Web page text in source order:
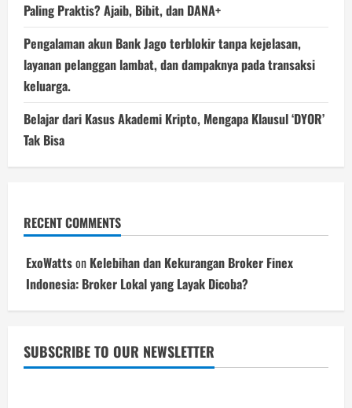
Paling Praktis? Ajaib, Bibit, dan DANA+
Pengalaman akun Bank Jago terblokir tanpa kejelasan,
layanan pelanggan lambat, dan dampaknya pada transaksi
keluarga.
Belajar dari Kasus Akademi Kripto, Mengapa Klausul ‘DYOR’
Tak Bisa
RECENT COMMENTS
ExoWattson Kelebihan dan Kekurangan Broker Finex
Indonesia: Broker Lokal yang Layak Dicoba?
SUBSCRIBE TO OUR NEWSLETTER